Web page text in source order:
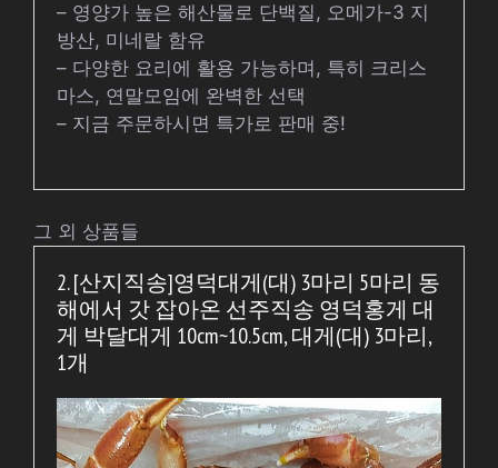
– 영양가 높은 해산물로 단백질, 오메가-3 지
방산, 미네랄 함유
– 다양한 요리에 활용 가능하며, 특히 크리스
마스, 연말모임에 완벽한 선택
– 지금 주문하시면 특가로 판매 중!
그 외 상품들
2. [산지직송]영덕대게(대) 3마리 5마리 동
해에서 갓 잡아온 선주직송 영덕홍게 대
게 박달대게 10cm~10.5cm, 대게(대) 3마리,
1개